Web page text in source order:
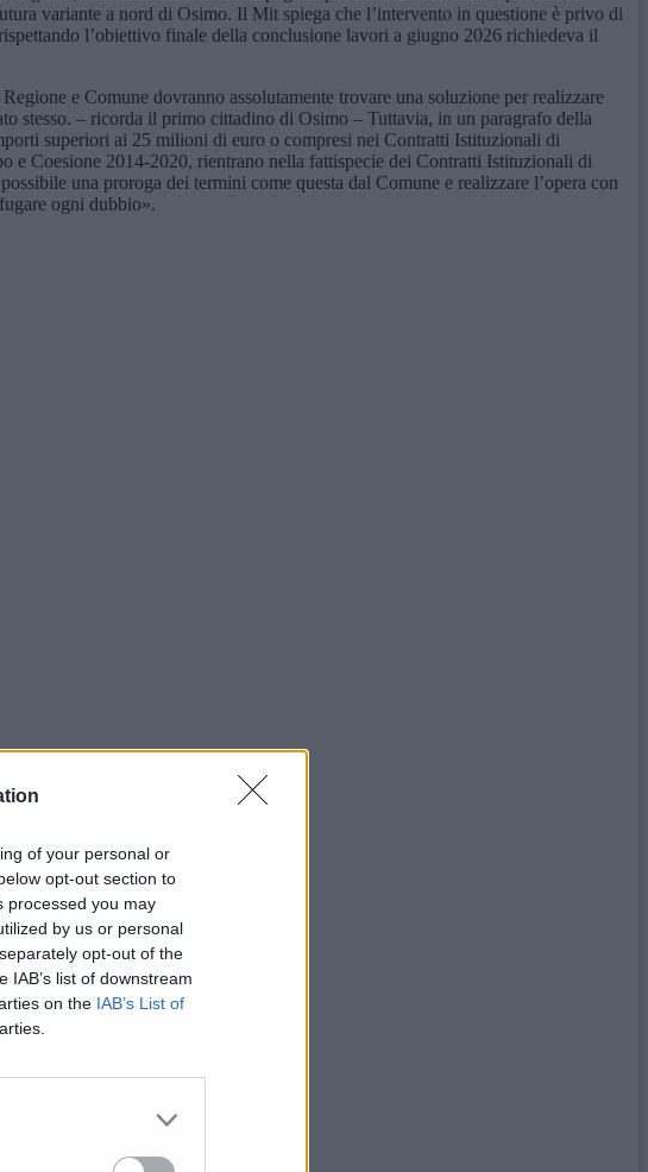
of your personal or
opt-out section to
processed you may
by us or personal
opt-out of the
list of downstream
on the IAB’s List of
variante a nord di Osimo. Il Mit spiega che l’intervento in questione è privo di
l’obiettivo finale della conclusione lavori a giugno 2026 richiedeva il
e Comune dovranno assolutamente trovare una soluzione per realizzare
stesso. – ricorda il primo cittadino di Osimo – Tuttavia, in un paragrafo della
superiori ai 25 milioni di euro o compresi nei Contratti Istituzionali di
e Coesione 2014-2020, rientrano nella fattispecie dei Contratti Istituzionali di
una proroga dei termini come questa dal Comune e realizzare l’opera con
ogni dubbio».
registrato.